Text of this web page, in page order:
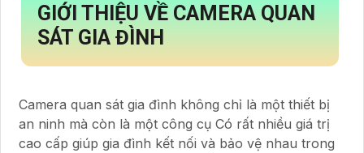
GIỚI THIỆU VỀ CAMERA QUAN
SÁT GIA ĐÌNH
Camera quan sát gia đình không chỉ là một thiết bị
an ninh mà còn là một công cụ Có rất nhiều giá trị
cao cấp giúp gia đình kết nối và bảo vệ nhau trong